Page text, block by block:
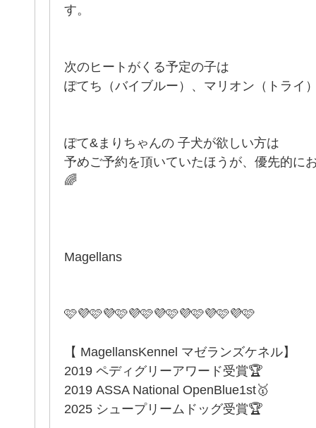
す。
次のヒートがくる予定の子は
ぽてち（バイブルー）、マリオン（トライ
ぽて&まりちゃんの 子犬が欲しい方は
予めご予約を頂いていたほうが、優先的に
🌈
Magellans
🩷💜🩷💜🩷💜🩷💜🩷💜🩷💜🩷💜🩷
【 MagellansKennel マゼランズケネル】
2019 ペディグリーアワード受賞🏆
2019 ASSA National OpenBlue1st🥇
2025 シュープリームドッグ受賞🏆